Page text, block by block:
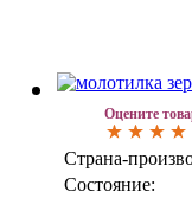
Оцените
Страна-
Состояние: